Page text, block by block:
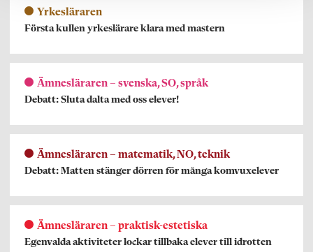
Yrkesläraren
Första kullen yrkeslärare klara med mastern
Ämnesläraren – svenska, SO, språk
Debatt: Sluta dalta med oss elever!
Ämnesläraren – matematik, NO, teknik
Debatt: Matten stänger dörren för många komvuxelever
Ämnesläraren – praktisk-estetiska
Egenvalda aktiviteter lockar tillbaka elever till idrotten